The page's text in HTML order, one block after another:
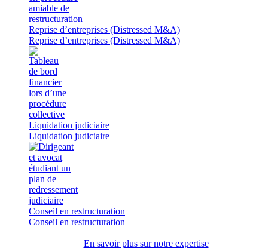
Reprise d’entreprises (Distressed M&A)
Reprise d’entreprises (Distressed M&A)
Liquidation judiciaire
Liquidation judiciaire
Conseil en restructuration
Conseil en restructuration
En savoir plus sur notre expertise